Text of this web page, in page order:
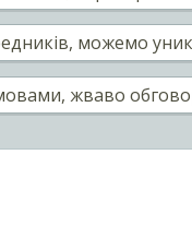
можемо
жваво